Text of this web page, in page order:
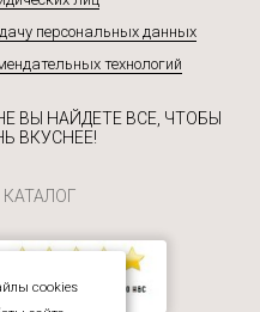
персональных данных
технологий
ВЫ НАЙДЕТЕ ВСЕ, ЧТОБЫ
ВКУСНЕЕ!
cookies